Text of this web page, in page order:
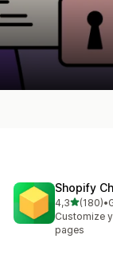
Shopify
4,3de 5(180)
180 total de•
Customize
pages